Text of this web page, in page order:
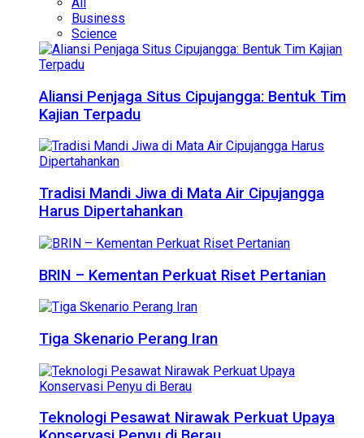
Business
Science
Aliansi Penjaga Situs Cipujangga: Bentuk Tim
Kajian Terpadu
Tradisi Mandi Jiwa di Mata Air Cipujangga
Harus Dipertahankan
BRIN – Kementan Perkuat Riset Pertanian
Tiga Skenario Perang Iran
Teknologi Pesawat Nirawak Perkuat Upaya